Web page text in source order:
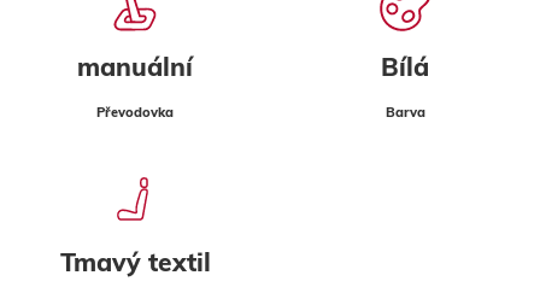
manuální
Převodovka
Bílá
Barva
Tmavý textil